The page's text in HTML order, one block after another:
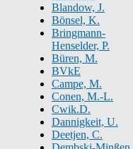
Blandow, J.
Bönsel, K.
Bringmann-
Henselder, P.
Büren, M.
BVkE
Campe, M.
Conen, M.-L.
Cwik.D.
Dannigkeit, U.
Deetjen, C.